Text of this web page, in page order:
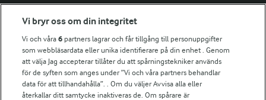
Fler Arlasajter
För ägare
Arlas kundportal
Arla.com
Falbygdens Ost
Vi bryr oss om din integritet
Vi och våra6 partners lagrar och får tillgång till personuppgifter
som webbläsardata eller unika identifierare på din enhet . Genom
att välja Jag accepterar tillåter du att spårningstekniker används
för de syften som anges under ”Vi och våra partners behandlar
data för att tillhandahålla”. . Om du väljer Avvisa alla eller
återkallar ditt samtycke inaktiveras de. Om spårare är